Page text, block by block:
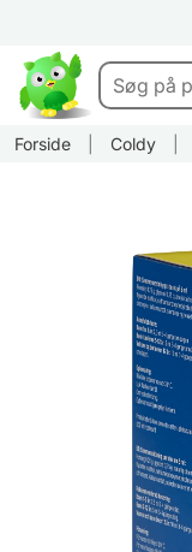
Forside Coldy